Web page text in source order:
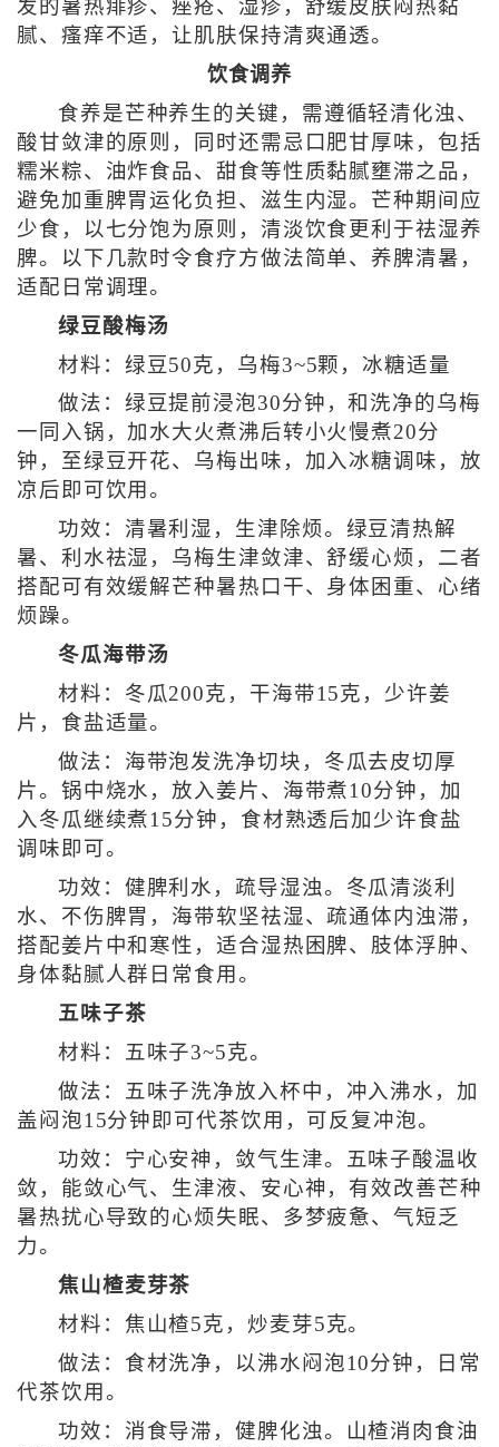
发的暑热痱疹、痤疮、湿疹，舒缓皮肤闷热黏
腻、瘙痒不适，让肌肤保持清爽通透。
饮食调养
食养是芒种养生的关键，需遵循轻清化浊、
酸甘敛津的原则，同时还需忌口肥甘厚味，包括
糯米粽、油炸食品、甜食等性质黏腻壅滞之品，
避免加重脾胃运化负担、滋生内湿。芒种期间应
少食，以七分饱为原则，清淡饮食更利于祛湿养
脾。以下几款时令食疗方做法简单、养脾清暑，
适配日常调理。
绿豆酸梅汤
材料：绿豆50克，乌梅3~5颗，冰糖适量
做法：绿豆提前浸泡30分钟，和洗净的乌梅
一同入锅，加水大火煮沸后转小火慢煮20分
钟，至绿豆开花、乌梅出味，加入冰糖调味，放
凉后即可饮用。
功效：清暑利湿，生津除烦。绿豆清热解
暑、利水祛湿，乌梅生津敛津、舒缓心烦，二者
搭配可有效缓解芒种暑热口干、身体困重、心绪
烦躁。
冬瓜海带汤
材料：冬瓜200克，干海带15克，少许姜
片，食盐适量。
做法：海带泡发洗净切块，冬瓜去皮切厚
片。锅中烧水，放入姜片、海带煮10分钟，加
入冬瓜继续煮15分钟，食材熟透后加少许食盐
调味即可。
功效：健脾利水，疏导湿浊。冬瓜清淡利
水、不伤脾胃，海带软坚祛湿、疏通体内浊滞，
搭配姜片中和寒性，适合湿热困脾、肢体浮肿、
身体黏腻人群日常食用。
五味子茶
材料：五味子3~5克。
做法：五味子洗净放入杯中，冲入沸水，加
盖闷泡15分钟即可代茶饮用，可反复冲泡。
功效：宁心安神，敛气生津。五味子酸温收
敛，能敛心气、生津液、安心神，有效改善芒种
暑热扰心导致的心烦失眠、多梦疲惫、气短乏
力。
焦山楂麦芽茶
材料：焦山楂5克，炒麦芽5克。
做法：食材洗净，以沸水闷泡10分钟，日常
代茶饮用。
功效：消食导滞，健脾化浊。山楂消肉食油